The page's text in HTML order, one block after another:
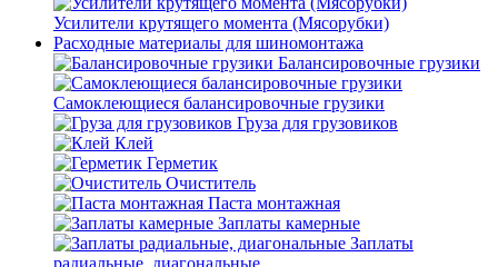
Усилители крутящего момента (Мясорубки)
Расходные материалы для шиномонтажа
Балансировочные грузики
Самоклеющиеся балансировочные грузики
Груза для грузовиков
Клей
Герметик
Очиститель
Паста монтажная
Заплаты камерные
Заплаты
радиальные, диагональные